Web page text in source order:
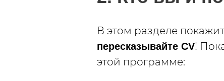
В этом разделе
пересказывайте CV!
этой программе: